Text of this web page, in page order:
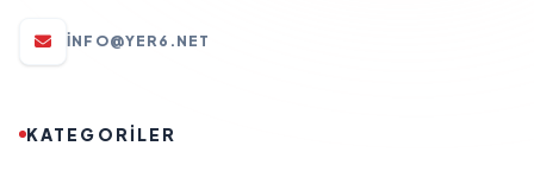
INFO@YER6.NET
KATEGORİLER